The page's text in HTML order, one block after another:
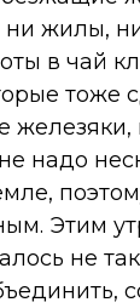
жилы,
в чай
тоже
надо
Этим
не